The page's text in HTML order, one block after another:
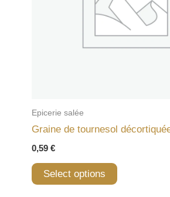
Epicerie salée
Graine de tournesol
0,59 €
Select options